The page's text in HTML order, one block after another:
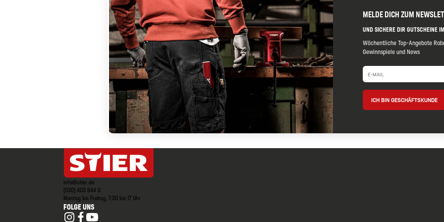
MELDE DICH ZUM
UND SICHERE DIR GUTSCHEINE
Wöchentliche Top-Angebote
Gewinnspiele und News
ICH BIN GESCHÄFTSKUNDE
info@stier.de
(030) 403 644 0
Montag bis Freitag, 7:30 bis 17 Uhr
FOLGE UNS